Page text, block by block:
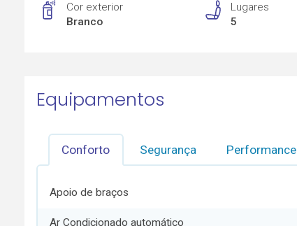
Cor exterior
Branco
Lugares
5
Equipamentos
Conforto Segurança Performance
Apoio de braços
Ar Condicionado automático